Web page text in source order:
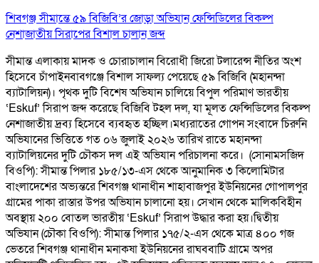
শিবগঞ্জ সীমান্তে ৫৯ বিজিবি’র জোড়া অভিযান ফেন্সিডিলের বিকল্প
নেশাজাতীয় সিরাপের বিশাল চালান জব্দ
সীমান্ত এলাকায় মাদক ও চোরাচালান বিরোধী জিরো টলারেন্স নীতির অংশ
হিসেবে চাঁপাইনবাবগঞ্জে বিশাল সাফল্য পেয়েছে ৫৯ বিজিবি (মহানন্দা
ব্যাটালিয়ন)। পৃথক দুটি বিশেষ অভিযান চালিয়ে বিপুল পরিমাণ ভারতীয়
‘Eskuf’ সিরাপ জব্দ করেছে বিজিবি টহল দল, যা মূলত ফেন্সিডিলের বিকল্প
নেশাজাতীয় দ্রব্য হিসেবে ব্যবহৃত হচ্ছিল। ​মধ্যরাতের গোপন সংবাদে চিরুনি
অভিযানের ভিত্তিতে গত ০৬ জুলাই ২০২৬ তারিখ রাতে মহানন্দা
ব্যাটালিয়নের দুটি চৌকস দল এই অভিযান পরিচালনা করে। ​ (সোনামসজিদ
বিওপি): সীমান্ত পিলার ১৮৫/১৩-এস থেকে আনুমানিক ৩ কিলোমিটার
বাংলাদেশের অভ্যন্তরে শিবগঞ্জ থানাধীন শাহাবাজপুর ইউনিয়নের গোপালপুর
গ্রামের পাকা রাস্তার উপর অভিযান চালানো হয়। সেখান থেকে মালিকবিহীন
অবস্থায় ২০০ বোতল ভারতীয় ‘Eskuf’ সিরাপ উদ্ধার করা হয়। ​দ্বিতীয়
অভিযান (চৌকা বিওপি): সীমান্ত পিলার ১৭৫/২-এস থেকে মাত্র ৪০০ গজ
ভেতরে শিবগঞ্জ থানাধীন মনাকষা ইউনিয়নের রাঘববাটি গ্রামে অপর